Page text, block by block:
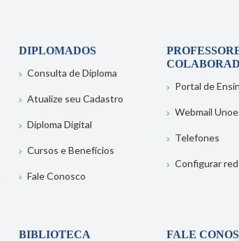
DIPLOMADOS
Consulta de Diploma
Atualize seu Cadastro
Diploma Digital
Cursos e Benefícios
Fale Conosco
Portal de
Webmail
Telefones
Configurar
BIBLIOTECA
FALE